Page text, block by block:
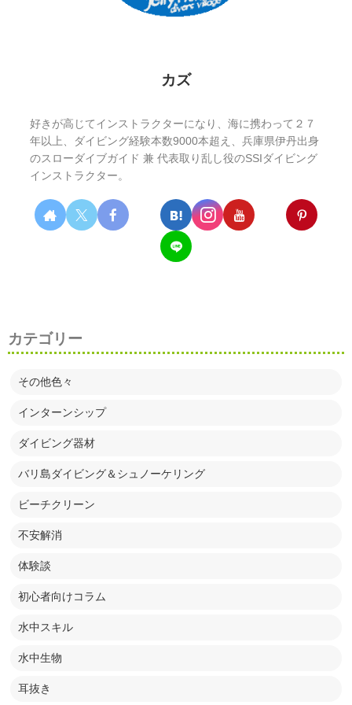
カズ
好きが高じてインストラクターになり、海に携わって２７
年以上、ダイビング経験本数9000本超え、兵庫県伊丹出身
のスローダイブガイド 兼 代表取り乱し役のSSIダイビング
インストラクター。
カテゴリー
その他色々
インターンシップ
ダイビング器材
バリ島ダイビング＆シュノーケリング
ビーチクリーン
不安解消
体験談
初心者向けコラム
水中スキル
水中生物
耳抜き